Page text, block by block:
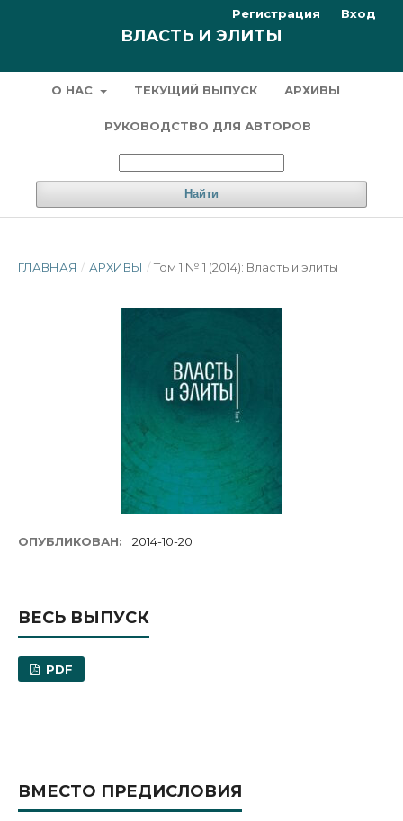
ВЛАСТЬ И ЭЛИТЫ
О НАС ТЕКУЩИЙ ВЫПУСК АРХИВЫ
РУКОВОДСТВО ДЛЯ АВТОРОВ
Найти
Регистрация Вход
ГЛАВНАЯ / АРХИВЫ / Том 1 № 1 (2014): Власть и элиты
ОПУБЛИКОВАН: 2014-10-20
ВЕСЬ ВЫПУСК
PDF
ВМЕСТО ПРЕДИСЛОВИЯ